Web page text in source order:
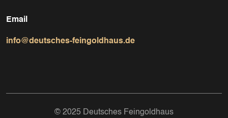
Email
info@deutsches-feingoldhaus.de
© 2025 Deutsches Feingoldhaus